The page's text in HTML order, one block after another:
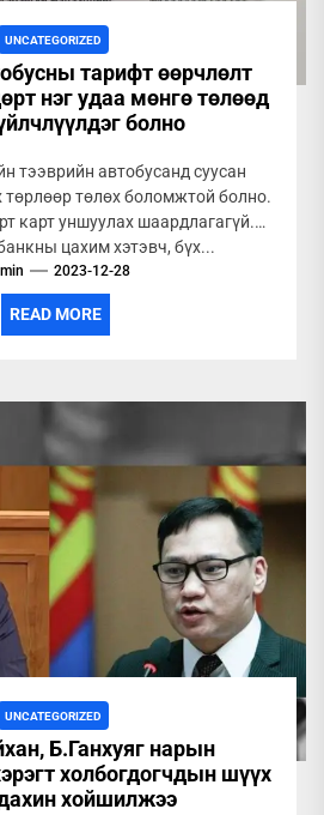
UNCATEGORIZED
тарифт өөрчлөлт
нэг удаа мөнгө төлөөд
болно
тээврийн автобусанд суусан
төрлөөр төлөх боломжтой болно.
карт уншуулах шаардлагагүй.
цахим хэтэвч, бүх...
2023-12-28
READ MORE
UNCATEGORIZED
Б.Ганхуяг нарын
холбогдогчдын шүүх
хойшилжээ